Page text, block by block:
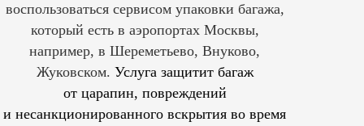
воспользоваться сервисом упаковки багажа,
который есть в аэропортах Москвы,
например, в Шереметьево, Внуково,
Жуковском. Услуга защитит багаж
от царапин, повреждений
и несанкционированного вскрытия во время